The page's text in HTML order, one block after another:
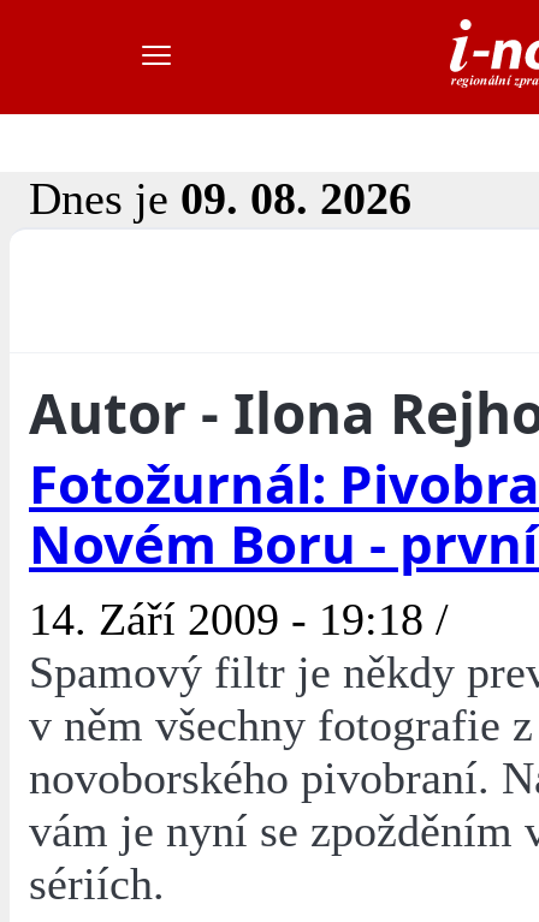
Dnes je 09. 08. 2026
Autor - Ilona
Fotožurnál:
Novém Boru -
14. Září 2009 - 19:18 /
Spamový filtr je někdy
v něm všechny fotografie z
novoborského pivobraní.
vám je nyní se zpožděním
sériích.